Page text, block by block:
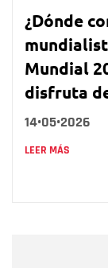
¿Dónde
Mundial
disfruta
14•05•2026
LEER MÁS